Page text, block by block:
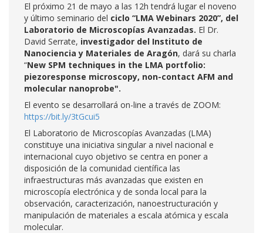
El próximo 21 de mayo a las 12h tendrá lugar el noveno
y último seminario del ciclo “LMA Webinars 2020”, del
Laboratorio de Microscopías Avanzadas. El Dr.
David Serrate, investigador del Instituto de
Nanociencia y Materiales de Aragón, dará su charla
“New SPM techniques in the LMA portfolio:
piezoresponse microscopy, non-contact AFM and
molecular nanoprobe".
El evento se desarrollará on-line a través de ZOOM:
https://bit.ly/3tGcui5
El Laboratorio de Microscopías Avanzadas (LMA)
constituye una iniciativa singular a nivel nacional e
internacional cuyo objetivo se centra en poner a
disposición de la comunidad científica las
infraestructuras más avanzadas que existen en
microscopía electrónica y de sonda local para la
observación, caracterización, nanoestructuración y
manipulación de materiales a escala atómica y escala
molecular.